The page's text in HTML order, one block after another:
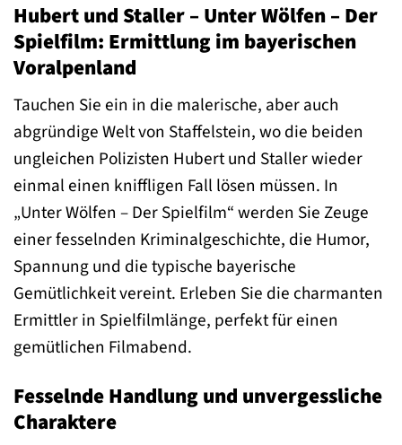
Hubert und Staller – Unter Wölfen – Der
Spielfilm: Ermittlung im bayerischen
Voralpenland
Tauchen Sie ein in die malerische, aber auch
abgründige Welt von Staffelstein, wo die beiden
ungleichen Polizisten Hubert und Staller wieder
einmal einen kniffligen Fall lösen müssen. In
„Unter Wölfen – Der Spielfilm“ werden Sie Zeuge
einer fesselnden Kriminalgeschichte, die Humor,
Spannung und die typische bayerische
Gemütlichkeit vereint. Erleben Sie die charmanten
Ermittler in Spielfilmlänge, perfekt für einen
gemütlichen Filmabend.
Fesselnde Handlung und unvergessliche
Charaktere